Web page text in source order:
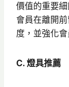
價值的重要
會員在離開
度，並強化
C. 燈具推薦